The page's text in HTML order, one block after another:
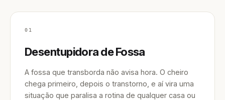
01
Desentupidora de Fossa
A fossa que transborda não avisa hora. O cheiro
chega primeiro, depois o transtorno, e aí vira uma
situação que paralisa a rotina de qualquer casa ou